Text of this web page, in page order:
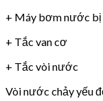
+ Máy bơm nước bị
+ Tắc van cơ
+ Tắc vòi nước
Vòi nước chảy yếu